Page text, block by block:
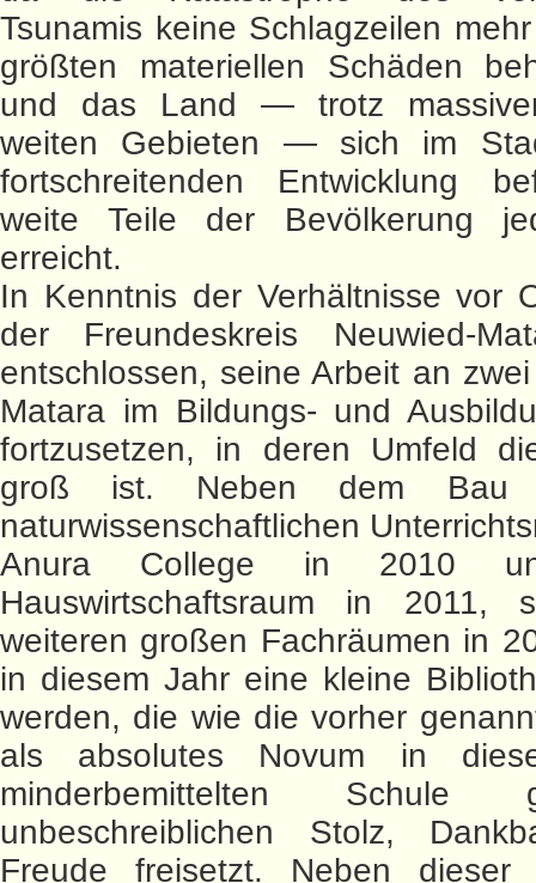
Tsunamis keine Schlagzeilen
größten materiellen Schäden
und das Land — trotz
weiten Gebieten — sich im
fortschreitenden Entwicklung
weite Teile der Bevölkerung
erreicht.
In Kenntnis der Verhältnisse vor
der Freundeskreis Neuwied-
entschlossen, seine Arbeit an
Matara im Bildungs- und
fortzusetzen, in deren Umfeld
groß ist. Neben dem Bau
naturwissenschaftlichen
Anura College in 2010
Hauswirtschaftsraum in 2011,
weiteren großen Fachräumen in
in diesem Jahr eine kleine
werden, die wie die vorher
als absolutes Novum in
minderbemittelten
unbeschreiblichen Stolz,
Freude freisetzt. Neben dieser